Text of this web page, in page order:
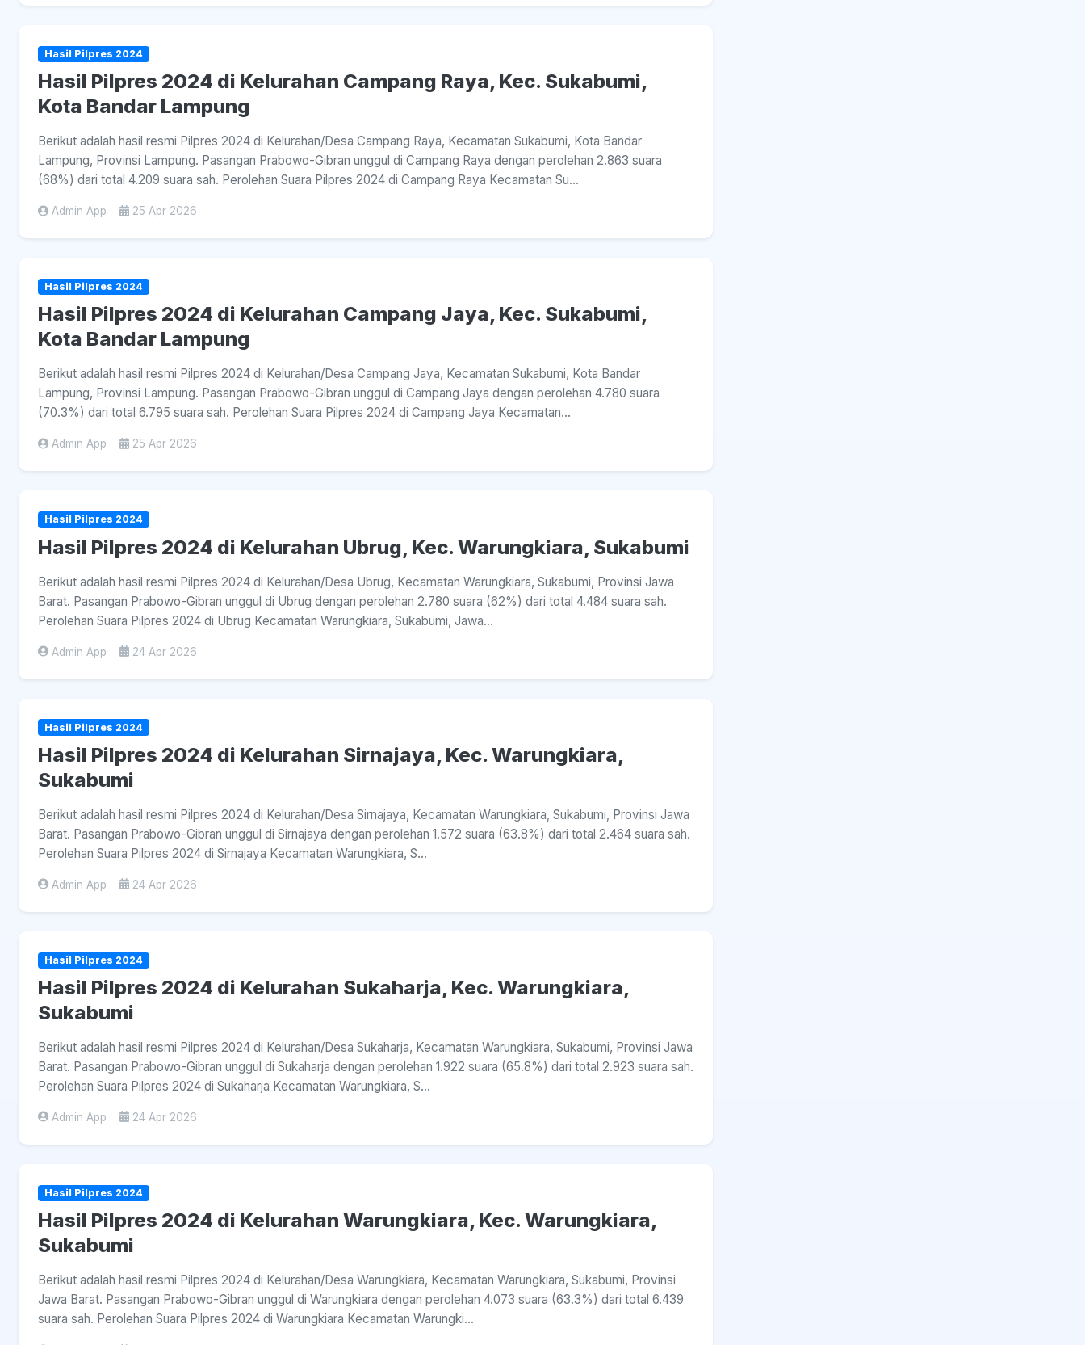
Hasil Pilpres 2024
Hasil Pilpres 2024 di Kelurahan Campang Raya, Kec. Sukabumi,
Kota Bandar Lampung
Berikut adalah hasil resmi Pilpres 2024 di Kelurahan/Desa Campang Raya, Kecamatan Sukabumi, Kota Bandar
Lampung, Provinsi Lampung. Pasangan Prabowo-Gibran unggul di Campang Raya dengan perolehan 2.863 suara
(68%) dari total 4.209 suara sah. Perolehan Suara Pilpres 2024 di Campang Raya Kecamatan Su...
Admin App 25 Apr 2026
Hasil Pilpres 2024
Hasil Pilpres 2024 di Kelurahan Campang Jaya, Kec. Sukabumi,
Kota Bandar Lampung
Berikut adalah hasil resmi Pilpres 2024 di Kelurahan/Desa Campang Jaya, Kecamatan Sukabumi, Kota Bandar
Lampung, Provinsi Lampung. Pasangan Prabowo-Gibran unggul di Campang Jaya dengan perolehan 4.780 suara
(70.3%) dari total 6.795 suara sah. Perolehan Suara Pilpres 2024 di Campang Jaya Kecamatan...
Admin App 25 Apr 2026
Hasil Pilpres 2024
Hasil Pilpres 2024 di Kelurahan Ubrug, Kec. Warungkiara, Sukabumi
Berikut adalah hasil resmi Pilpres 2024 di Kelurahan/Desa Ubrug, Kecamatan Warungkiara, Sukabumi, Provinsi Jawa
Barat. Pasangan Prabowo-Gibran unggul di Ubrug dengan perolehan 2.780 suara (62%) dari total 4.484 suara sah.
Perolehan Suara Pilpres 2024 di Ubrug Kecamatan Warungkiara, Sukabumi, Jawa...
Admin App 24 Apr 2026
Hasil Pilpres 2024
Hasil Pilpres 2024 di Kelurahan Sirnajaya, Kec. Warungkiara,
Sukabumi
Berikut adalah hasil resmi Pilpres 2024 di Kelurahan/Desa Sirnajaya, Kecamatan Warungkiara, Sukabumi, Provinsi Jawa
Barat. Pasangan Prabowo-Gibran unggul di Sirnajaya dengan perolehan 1.572 suara (63.8%) dari total 2.464 suara sah.
Perolehan Suara Pilpres 2024 di Sirnajaya Kecamatan Warungkiara, S...
Admin App 24 Apr 2026
Hasil Pilpres 2024
Hasil Pilpres 2024 di Kelurahan Sukaharja, Kec. Warungkiara,
Sukabumi
Berikut adalah hasil resmi Pilpres 2024 di Kelurahan/Desa Sukaharja, Kecamatan Warungkiara, Sukabumi, Provinsi Jawa
Barat. Pasangan Prabowo-Gibran unggul di Sukaharja dengan perolehan 1.922 suara (65.8%) dari total 2.923 suara sah.
Perolehan Suara Pilpres 2024 di Sukaharja Kecamatan Warungkiara, S...
Admin App 24 Apr 2026
Hasil Pilpres 2024
Hasil Pilpres 2024 di Kelurahan Warungkiara, Kec. Warungkiara,
Sukabumi
Berikut adalah hasil resmi Pilpres 2024 di Kelurahan/Desa Warungkiara, Kecamatan Warungkiara, Sukabumi, Provinsi
Jawa Barat. Pasangan Prabowo-Gibran unggul di Warungkiara dengan perolehan 4.073 suara (63.3%) dari total 6.439
suara sah. Perolehan Suara Pilpres 2024 di Warungkiara Kecamatan Warungki...